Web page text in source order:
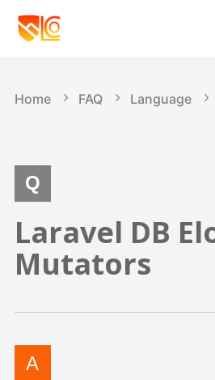
Home FAQ Language
Laravel DB
Mutators